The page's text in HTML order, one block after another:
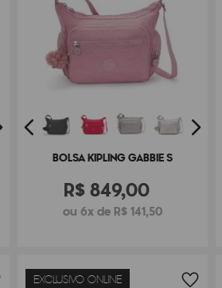
BOLSA KIPLING GABBIE S
R$849,00
ou 6x de R$ 141,50
EXCLUSIVO ONLINE